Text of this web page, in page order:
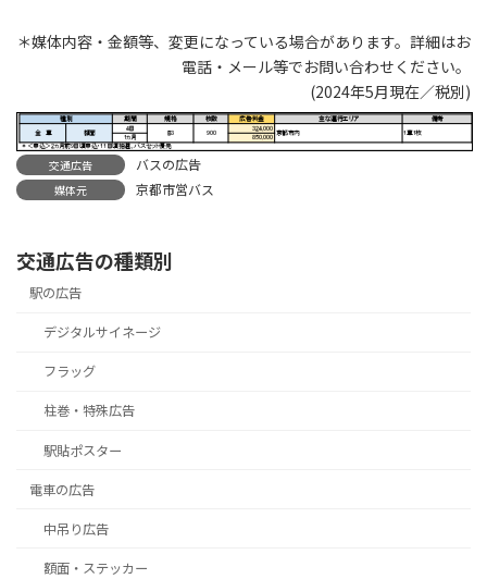
＊媒体内容・金額等、変更になっている場合があります。詳細はお
電話・メール等でお問い合わせください。
(2024年5月現在／税別)
交通広告 バスの広告
媒体元 京都市営バス
交通広告の種類別
駅の広告
デジタルサイネージ
フラッグ
柱巻・特殊広告
駅貼ポスター
電車の広告
中吊り広告
額面・ステッカー